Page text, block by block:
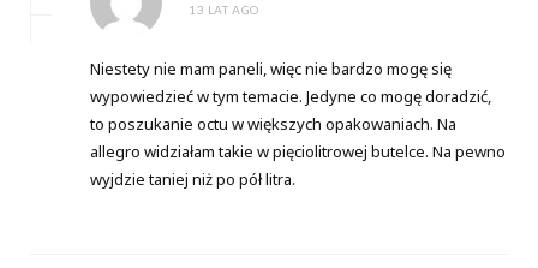
13 LAT AGO
Niestety nie mam paneli, więc nie bardzo mogę się
wypowiedzieć w tym temacie. Jedyne co mogę doradzić,
to poszukanie octu w większych opakowaniach. Na
allegro widziałam takie w pięciolitrowej butelce. Na pewno
wyjdzie taniej niż po pół litra.